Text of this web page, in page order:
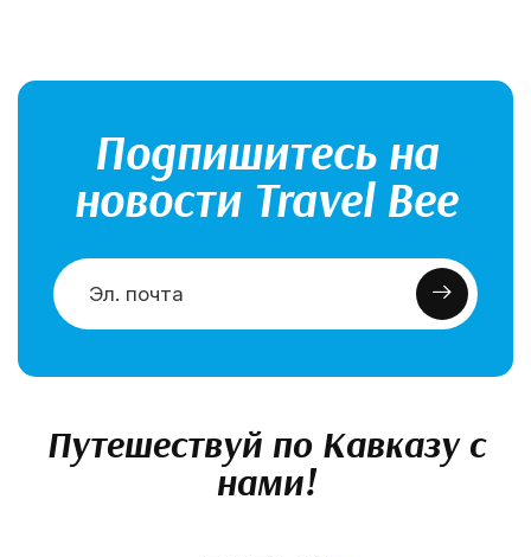
Подпишитесь на
новости Travel Bee
Путешествуй по Кавказу с
нами!